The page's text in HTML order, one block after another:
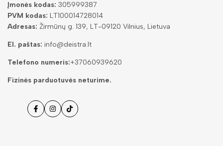
Įmonės kodas: 305999387
PVM kodas: LT100014728014
Adresas: Žirmūnų g. 139, LT-09120 Vilnius, Lietuva
El. paštas: info@deistra.lt
Telefono numeris:+37060939620
Fizinės parduotuvės neturime.
FacebookInstagramas
Tiktok